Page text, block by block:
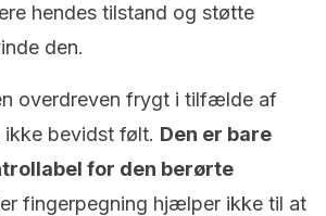
hendes tilstand og støtte
den.
overdreven frygt i tilfælde af
bevidst følt. Den er bare
for den berørte
fingerpegning hjælper ikke til at